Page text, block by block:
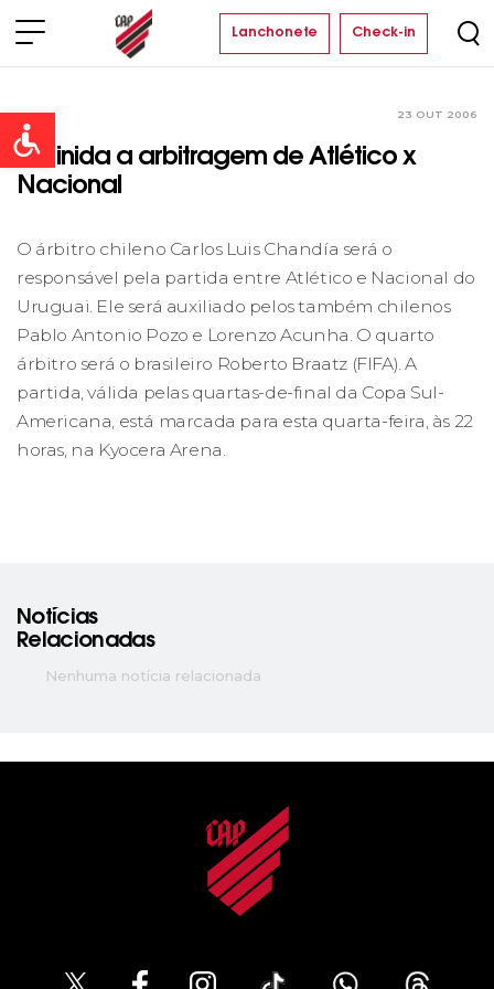
Open toolbar
Lanchonete Check-in
23 OUT 2006
Definida a arbitragem de Atlético x
Nacional
O árbitro chileno Carlos Luis Chandía será o
responsável pela partida entre Atlético e Nacional do
Uruguai. Ele será auxiliado pelos também chilenos
Pablo Antonio Pozo e Lorenzo Acunha. O quarto
árbitro será o brasileiro Roberto Braatz (FIFA). A
partida, válida pelas quartas-de-final da Copa Sul-
Americana, está marcada para esta quarta-feira, às 22
horas, na Kyocera Arena.
Notícias
Relacionadas
Nenhuma notícia relacionada